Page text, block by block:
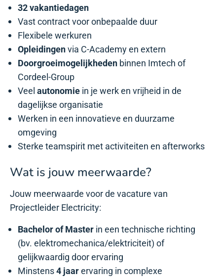
32 vakantiedagen
Vast contract voor onbepaalde duur
Flexibele werkuren
Opleidingen via C-Academy en extern
Doorgroeimogelijkheden binnen Imtech of
Cordeel-Group
Veel autonomie in je werk en vrijheid in de
dagelijkse organisatie
Werken in een innovatieve en duurzame
omgeving
Sterke teamspirit met activiteiten en afterworks
Wat is jouw meerwaarde?
Jouw meerwaarde voor de vacature van
Projectleider Electricity:
Bachelor of Master in een technische richting
(bv. elektromechanica/elektriciteit) of
gelijkwaardig door ervaring
Minstens 4 jaar ervaring in complexe